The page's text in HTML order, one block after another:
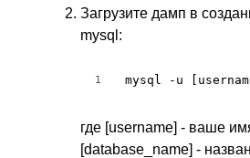
Загрузите дамп в
mysql:
1 mysql -u
где [username] - ваше
[database_name] -